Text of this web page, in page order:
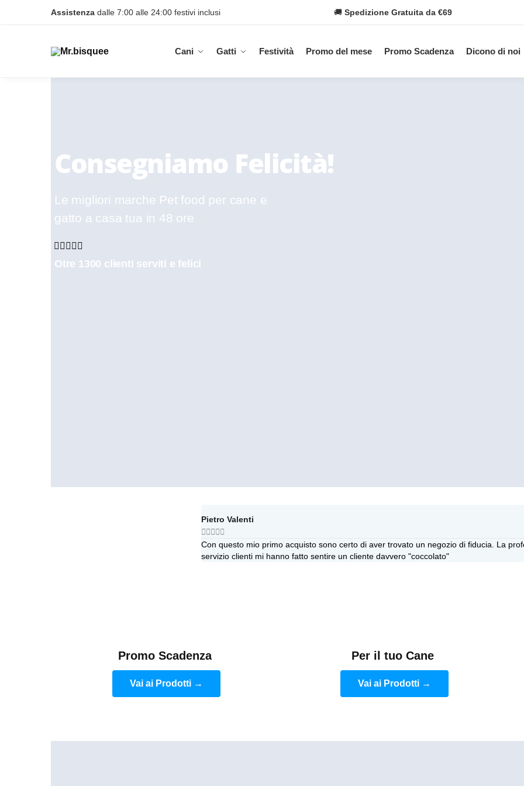
Assistenza dalle 7:00 alle 24:00 festivi inclusi 🚚 Spedizione Gratuita da €69
Cani Gatti Festività Promo del mese Promo Scadenza Dicono di noi
Consegniamo Felicità!
Le migliori marche Pet food per cane e
gatto a casa tua in 48 ore
    
Otre 1300 clienti serviti e felici
Pietro Valenti

Con questo mio primo acquisto sono certo di aver trovato un negozio di fiducia. La
servizio clienti mi hanno fatto sentire un cliente davvero "coccolato"
Promo Scadenza
Vai ai Prodotti →
Per il tuo Cane
Vai ai Prodotti →